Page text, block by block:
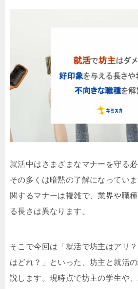
就活中はさまざまなマナーを守る必
その多くは暗黙の了解になってい
関するマナーは複雑で、業界や職
る長さは異なります。
そこで今回は「就活で坊主はアリ
はどれ？」といった、坊主と就活
説します。現時点で坊主の学生や